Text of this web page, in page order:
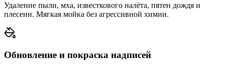
Удаление пыли, мха, известкового налёта, пятен дождя и
плесени. Мягкая мойка без агрессивной химии.
Обновление и покраска надписей